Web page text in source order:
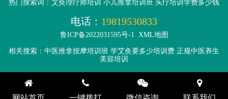
热门搜索词：艾灸理疗师培训 小儿推拿培训班 头疗培训学费多少钱
电话： 19819530833
鲁ICP备2022031595号-1 XML地图
相关搜索：中医推拿按摩培训班 学艾灸要多少培训费 正规中医养生
美容培训